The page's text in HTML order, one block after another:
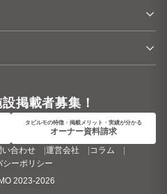
掲載者募集！
タビルモの特徴・掲載メリット・実績が分かる
オーナー資料請求
い合わせ 運営会社
コラム
シーポリシー
2023-2026